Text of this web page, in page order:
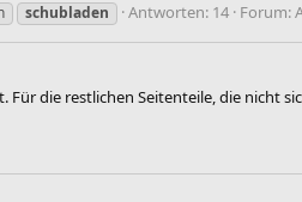
schubladen Antworten: 14 Forum:
Für die restlichen Seitenteile, die nicht